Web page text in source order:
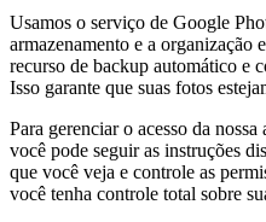
Usamos o serviço de Google
armazenamento e a organização
recurso de backup automático e
Isso garante que suas fotos
Para gerenciar o acesso da
você pode seguir as instruções
que você veja e controle as
você tenha controle total sobre